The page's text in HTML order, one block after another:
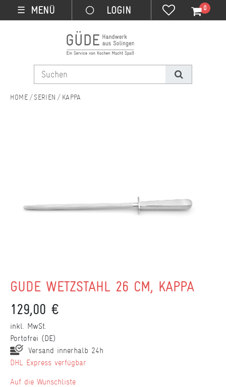
☰ MENÜ 0
SERIEN KAPPA
GÜDE WETZSTAHL 26 CM, KAPPA
129,00 €
inkl. MwSt.
Portofrei (DE)
Versand innerhalb 24h
DHL Express verfügbar
Wunschliste